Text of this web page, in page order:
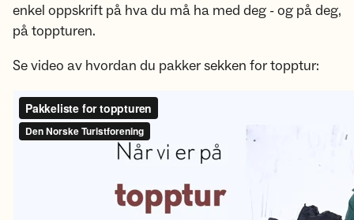
enkel oppskrift på hva du må ha med deg - og på deg,
på toppturen.
Se video av hvordan du pakker sekken for topptur: